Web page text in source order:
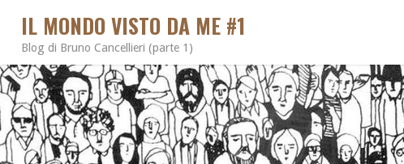
IL MONDO VISTO DA ME #1
Blog di Bruno Cancellieri (parte 1)